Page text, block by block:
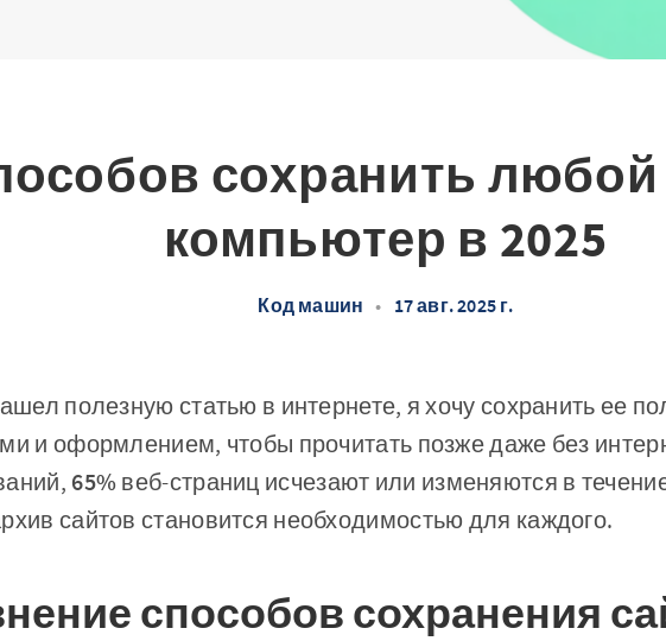
сохранить любой
компьютер в 2025
Код машин • 17 авг. 2025 г.
полезную статью в интернете, я хочу сохранить ее
и оформлением, чтобы прочитать позже даже без
65% веб-страниц исчезают или изменяются в
сайтов становится необходимостью для каждого.
способов сохранения